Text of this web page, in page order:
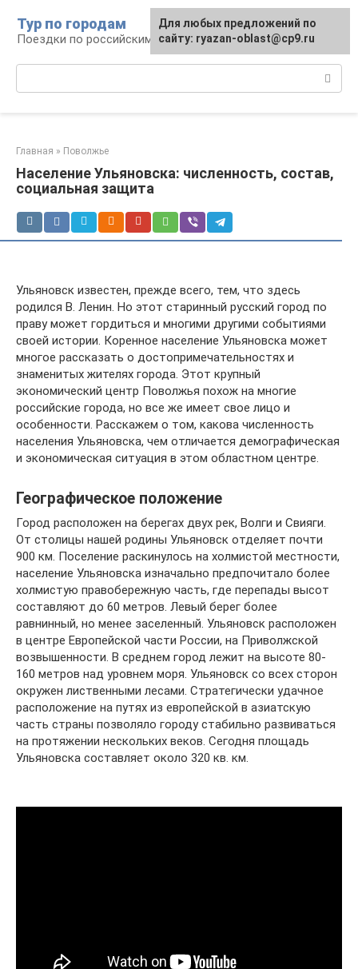
контенту
Тур по городам
Поездки по российским городам
Главная » Поволжье
Население Ульяновска: численность, состав,
социальная защита
Ульяновск известен, прежде всего, тем, что здесь
родился В. Ленин. Но этот старинный русский город по
праву может гордиться и многими другими событиями
своей истории. Коренное население Ульяновска может
многое рассказать о достопримечательностях и
знаменитых жителях города. Этот крупный
экономический центр Поволжья похож на многие
российские города, но все же имеет свое лицо и
особенности. Расскажем о том, какова численность
населения Ульяновска, чем отличается демографическая
и экономическая ситуация в этом областном центре.
Географическое положение
Город расположен на берегах двух рек, Волги и Свияги.
От столицы нашей родины Ульяновск отделяет почти
900 км. Поселение раскинулось на холмистой местности,
население Ульяновска изначально предпочитало более
холмистую правобережную часть, где перепады высот
составляют до 60 метров. Левый берег более
равнинный, но менее заселенный. Ульяновск расположен
в центре Европейской части России, на Приволжской
возвышенности. В среднем город лежит на высоте 80-
160 метров над уровнем моря. Ульяновск со всех сторон
окружен лиственными лесами. Стратегически удачное
расположение на путях из европейской в азиатскую
часть страны позволяло городу стабильно развиваться
на протяжении нескольких веков. Сегодня площадь
Ульяновска составляет около 320 кв. км.
Для любых предложений по
сайту: ryazan-oblast@cp9.ru